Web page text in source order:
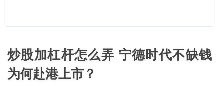
炒股加杠杆怎么弄 宁德时代不缺钱
为何赴港上市？